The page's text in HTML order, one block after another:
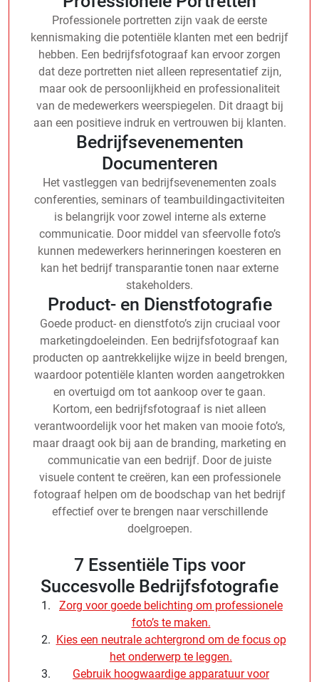
Professionele portretten zijn vaak de eerste
kennismaking die potentiële klanten met een bedrijf
hebben. Een bedrijfsfotograaf kan ervoor zorgen
dat deze portretten niet alleen representatief zijn,
maar ook de persoonlijkheid en professionaliteit
van de medewerkers weerspiegelen. Dit draagt bij
aan een positieve indruk en vertrouwen bij klanten.
Bedrijfsevenementen
Documenteren
Het vastleggen van bedrijfsevenementen zoals
conferenties, seminars of teambuildingactiviteiten
is belangrijk voor zowel interne als externe
communicatie. Door middel van sfeervolle foto’s
kunnen medewerkers herinneringen koesteren en
kan het bedrijf transparantie tonen naar externe
stakeholders.
Product- en Dienstfotografie
Goede product- en dienstfoto’s zijn cruciaal voor
marketingdoeleinden. Een bedrijfsfotograaf kan
producten op aantrekkelijke wijze in beeld brengen,
waardoor potentiële klanten worden aangetrokken
en overtuigd om tot aankoop over te gaan.
Kortom, een bedrijfsfotograaf is niet alleen
verantwoordelijk voor het maken van mooie foto’s,
maar draagt ook bij aan de branding, marketing en
communicatie van een bedrijf. Door de juiste
visuele content te creëren, kan een professionele
fotograaf helpen om de boodschap van het bedrijf
effectief over te brengen naar verschillende
doelgroepen.
7 Essentiële Tips voor
Succesvolle Bedrijfsfotografie
Zorg voor goede belichting om professionele
foto’s te maken.
Kies een neutrale achtergrond om de focus op
het onderwerp te leggen.
Gebruik hoogwaardige apparatuur voor